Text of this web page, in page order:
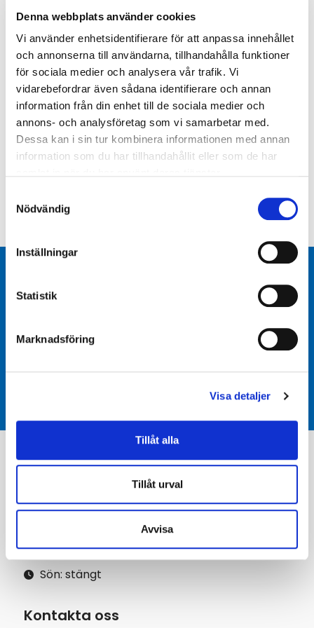
Denna webbplats använder cookies
Vi använder enhetsidentifierare för att anpassa innehållet
och annonserna till användarna, tillhandahålla funktioner
för sociala medier och analysera vår trafik. Vi
vidarebefordrar även sådana identifierare och annan
information från din enhet till de sociala medier och
annons- och analysföretag som vi samarbetar med.
Dessa kan i sin tur kombinera informationen med annan
information som du har tillhandahållit eller som de har
Nödvändig
Inställningar
Statistik
Marknadsföring
Visa detaljer
Tillåt alla
Tillåt urval
Avvisa
Vi har värmegolvsystem, plastmattor, click-
golv, trägolv, klinkergolv samt alla verktyg och
tillbehör du kan tänkas behöva när du ska till att
bygga eller renovera ditt hem.
Prata med en av våra säljare så får du hjälp
med att hitta ett golv som passar just dig!
Behöver du hjälp eller har frågor
Bygg- o Varuakuten AB
INDUSTRIOMRÅDET 105 843 95 Gällö
Lör: 10.00 - 13.00
Sön: stängt
Kontakta oss